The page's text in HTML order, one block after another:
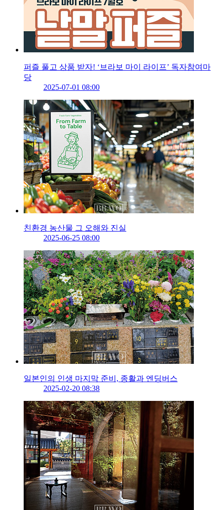
퍼즐 풀고 상품 받자! ‘브라보 마이 라이프’ 독자참여마
당
2025-07-01 08:00
친환경 농산물 그 오해와 진실
2025-06-25 08:00
일본인의 인생 마지막 준비, 종활과 엔딩버스
2025-02-20 08:38